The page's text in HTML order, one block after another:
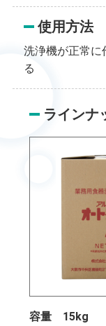
使用方法
洗浄機が正常に
る
ラインナ
容量 15kg